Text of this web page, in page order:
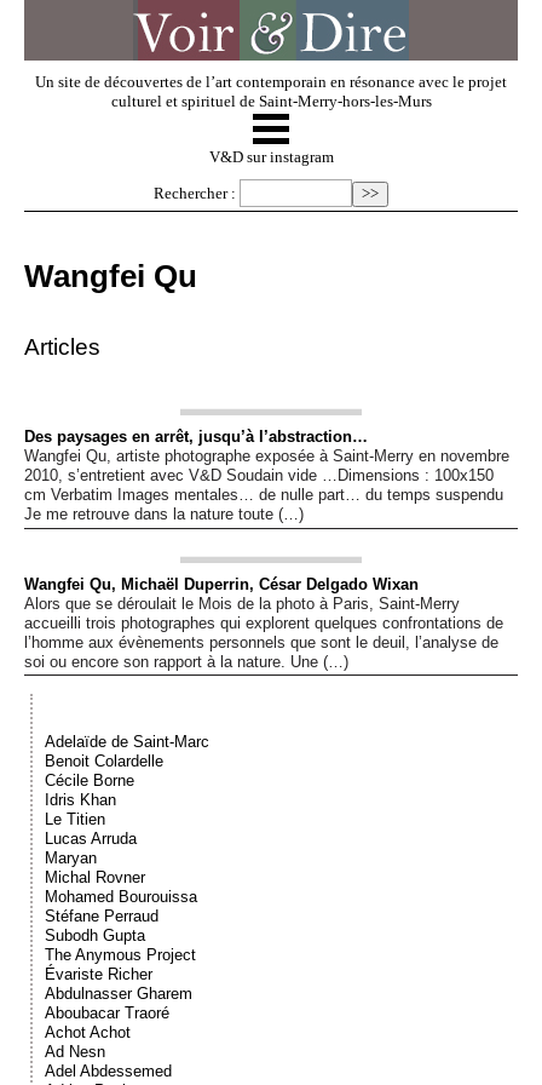
Un site de découvertes de l’art contemporain en résonance avec le projet
culturel et spirituel de Saint-Merry-hors-les-Murs
V & D
Dossiers
Événements
Sacré
☰
V&D sur instagram
Rechercher :
Wangfei Qu
Articles
Des paysages en arrêt, jusqu’à l’abstraction…
Wangfei Qu, artiste photographe exposée à Saint-Merry en novembre
2010, s’entretient avec V&D Soudain vide …Dimensions : 100x150
cm Verbatim Images mentales… de nulle part… du temps suspendu
Je me retrouve dans la nature toute (…)
Wangfei Qu, Michaël Duperrin, César Delgado Wixan
Alors que se déroulait le Mois de la photo à Paris, Saint-Merry
accueilli trois photographes qui explorent quelques confrontations de
l’homme aux évènements personnels que sont le deuil, l’analyse de
soi ou encore son rapport à la nature. Une (…)
Adelaïde de Saint-Marc
Benoit Colardelle
Cécile Borne
Idris Khan
Le Titien
Lucas Arruda
Maryan
Michal Rovner
Mohamed Bourouissa
Stéfane Perraud
Subodh Gupta
The Anymous Project
Évariste Richer
Abdulnasser Gharem
Aboubacar Traoré
Achot Achot
Ad Nesn
Adel Abdessemed